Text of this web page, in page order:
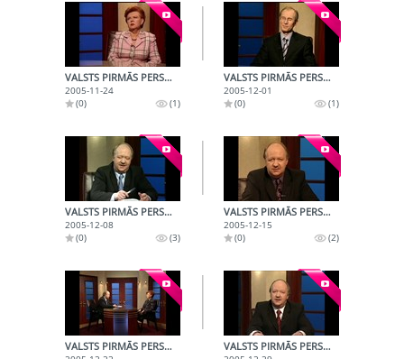
VALSTS PIRMĀS PERSONAS (2005-11-24)
2005-11-24
(0)
(1)
VALSTS PIRMĀS PERSONAS (2005-12-01)
2005-12-01
(0)
(1)
VALSTS PIRMĀS PERSONAS (2005-12-08)
2005-12-08
(0)
(3)
VALSTS PIRMĀS PERSONAS (2005-12-15)
2005-12-15
(0)
(2)
VALSTS PIRMĀS PERSONAS (2005-12-22) VALSTS PIRMĀS PERSONAS (2005-12-29)